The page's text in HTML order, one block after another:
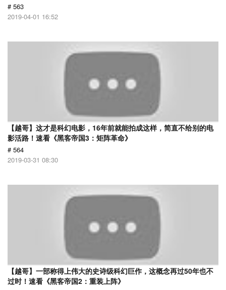
# 563
2019-04-01 16:52
【越哥】这才是科幻电影，16年前就能拍成这样，简直不给别的电
影活路！速看《黑客帝国3：矩阵革命》
# 564
2019-03-31 08:30
【越哥】一部称得上伟大的史诗级科幻巨作，这概念再过50年也不
过时！速看《黑客帝国2：重装上阵》